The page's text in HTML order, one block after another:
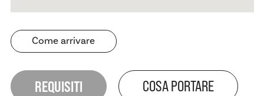
Come arrivare
REQUISITI COSA PORTARE